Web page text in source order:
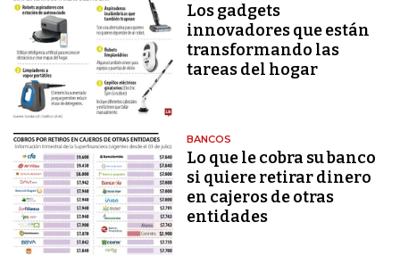
Los gadgets
innovadores que están
transformando las
tareas del hogar
BANCOS
Lo que le cobra su banco
si quiere retirar dinero
en cajeros de otras
entidades